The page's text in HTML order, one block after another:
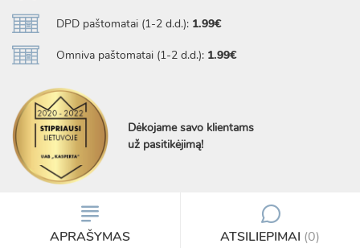
DPD paštomatai (1-2 d.d.): 1.99€
Omniva paštomatai (1-2 d.d.): 1.99€
Dėkojame savo klientams
už pasitikėjimą!
APRAŠYMAS ATSILIEPIMAI (0)